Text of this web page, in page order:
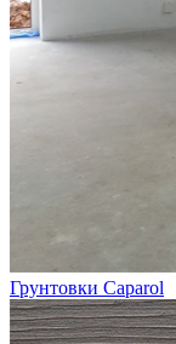
Грунтовки Caparol